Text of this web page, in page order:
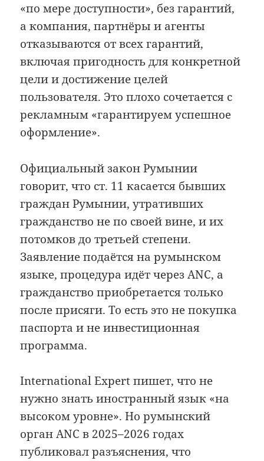
«по мере доступности», без гарантий,
а компания, партнёры и агенты
отказываются от всех гарантий,
включая пригодность для конкретной
цели и достижение целей
пользователя. Это плохо сочетается с
рекламным «гарантируем успешное
оформление».
Официальный закон Румынии
говорит, что ст. 11 касается бывших
граждан Румынии, утративших
гражданство не по своей вине, и их
потомков до третьей степени.
Заявление подаётся на румынском
языке, процедура идёт через ANC, а
гражданство приобретается только
после присяги. То есть это не покупка
паспорта и не инвестиционная
программа.
International Expert пишет, что не
нужно знать иностранный язык «на
высоком уровне». Но румынский
орган ANC в 2025–2026 годах
публиковал разъяснения, что